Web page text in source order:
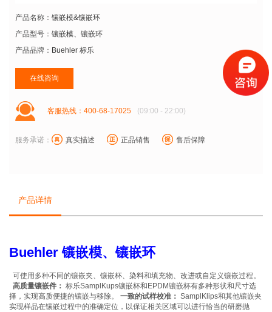
产品名称： 镶嵌模&镶嵌环
产品型号： 镶嵌模、镶嵌环
产品品牌： Buehler 标乐
在线咨询
客服热线：400-68-17025 (09:00 - 22:00)
服务承诺： 真实描述 正品销售 售后保障
产品详情
Buehler 镶嵌模、镶嵌环
可使用多种不同的镶嵌夹、镶嵌杯、染料和填充物、改进或自定义镶嵌过程。
高质量镶嵌件： 标乐SamplKups镶嵌杯和EPDM镶嵌杯有多种形状和尺寸选
择，实现高质便捷的镶嵌与移除。 一致的试样校准： SamplKlips和其他镶嵌夹
实现样品在镶嵌过程中的准确定位，以保证相关区域可以进行恰当的研磨抛